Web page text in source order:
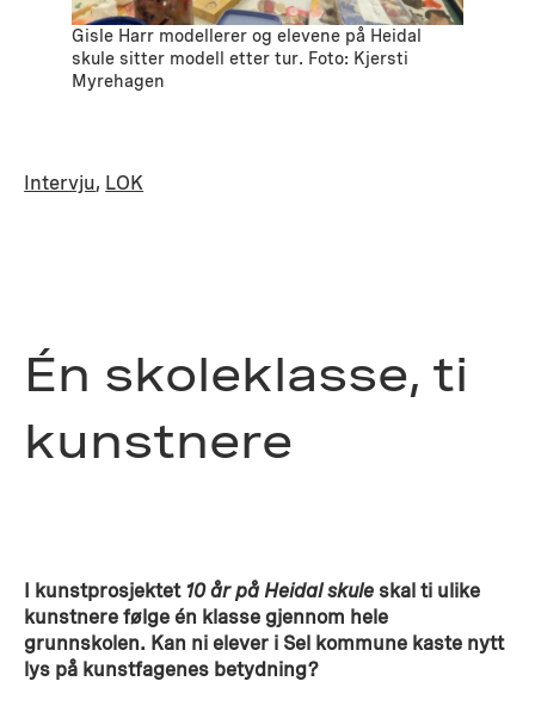
Gisle Harr modellerer og elevene på Heidal
skule sitter modell etter tur. Foto: Kjersti
Myrehagen
Intervju, LOK
Én skoleklasse, ti
kunstnere
I kunstprosjektet 10 år på Heidal skule skal ti ulike
kunstnere følge én klasse gjennom hele
grunnskolen. Kan ni elever i Sel kommune kaste nytt
lys på kunstfagenes betydning?